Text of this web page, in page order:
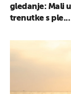
gledanje: Mali
trenutke s ple...